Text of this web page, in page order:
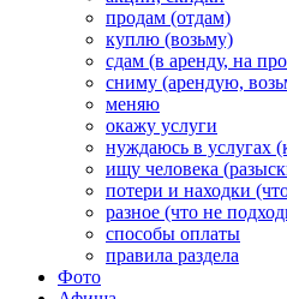
продам (отдам)
куплю (возьму)
сдам (в аренду, на
сниму (арендую,
меняю
окажу услуги
нуждаюсь в услугах
ищу человека
потери и находки
разное (что не
способы оплаты
правила раздела
Фото